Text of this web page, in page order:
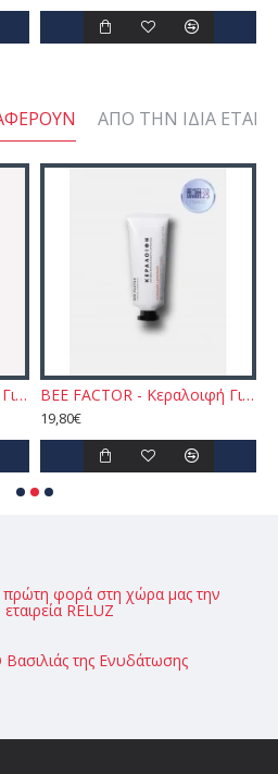
ΑΠΌ ΤΗΝ ΊΔΙΑ
BEE FACTOR - Κεραλοιφή Για Ακμή & Σπυράκια – 30ml BEE FACTOR - Κεραλοιφή Για Πανάδες & Δυσχρωμίες 30ml
19,80€
φορά στη χώρα μας την
RELUZ
της Ενυδάτωσης